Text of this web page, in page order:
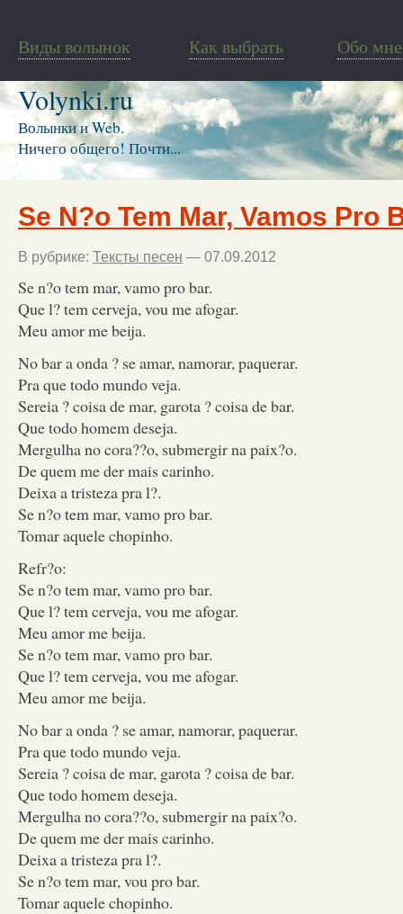
Виды волынок Как выбрать Обо мне
Volynki.ru
Волынки и Web.
Ничего общего! Почти...
Se N?o Tem Mar, Vamos Pro
В рубрике: Тексты песен — 07.09.2012
Se n?o tem mar, vamo pro bar.
Que l? tem cerveja, vou me afogar.
Meu amor me beija.
No bar a onda ? se amar, namorar, paquerar.
Pra que todo mundo veja.
Sereia ? coisa de mar, garota ? coisa de bar.
Que todo homem deseja.
Mergulha no cora??o, submergir na paix?o.
De quem me der mais carinho.
Deixa a tristeza pra l?.
Se n?o tem mar, vamo pro bar.
Tomar aquele chopinho.
Refr?o:
Se n?o tem mar, vamo pro bar.
Que l? tem cerveja, vou me afogar.
Meu amor me beija.
Se n?o tem mar, vamo pro bar.
Que l? tem cerveja, vou me afogar.
Meu amor me beija.
No bar a onda ? se amar, namorar, paquerar.
Pra que todo mundo veja.
Sereia ? coisa de mar, garota ? coisa de bar.
Que todo homem deseja.
Mergulha no cora??o, submergir na paix?o.
De quem me der mais carinho.
Deixa a tristeza pra l?.
Se n?o tem mar, vou pro bar.
Tomar aquele chopinho.